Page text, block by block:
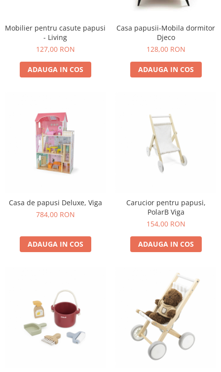
Jucarii Senzoriale
Tempera și acuarele
Mobilier pentru casute papusi
- Living
127,00 RON
ADAUGA IN COS
Casa papusii-Mobila dormitor
Djeco
128,00 RON
ADAUGA IN COS
Casa de papusi Deluxe, Viga
784,00 RON
ADAUGA IN COS
Carucior pentru papusi,
PolarB Viga
154,00 RON
ADAUGA IN COS